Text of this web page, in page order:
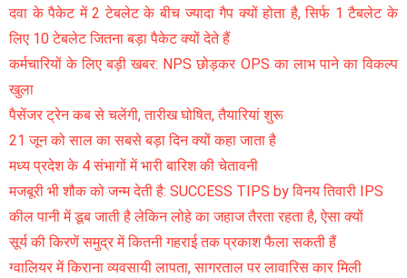
दवा के पैकेट में 2 टेबलेट के बीच ज्यादा गैप क्यों होता है, सिर्फ 1 टैबलेट के
लिए 10 टेबलेट जितना बड़ा पैकेट क्यों देते हैं
कर्मचारियों के लिए बड़ी खबर: NPS छोड़कर OPS का लाभ पाने का विकल्प
खुला
पैसेंजर ट्रेन कब से चलेंगी, तारीख घोषित, तैयारियां शुरू
21 जून को साल का सबसे बड़ा दिन क्यों कहा जाता है
मध्य प्रदेश के 4 संभागों में भारी बारिश की चेतावनी
मजबूरी भी शौक को जन्म देती है: SUCCESS TIPS by विनय तिवारी IPS
कील पानी में डूब जाती है लेकिन लोहे का जहाज तैरता रहता है, ऐसा क्यों
सूर्य की किरणें समुद्र में कितनी गहराई तक प्रकाश फैला सकती हैं
ग्वालियर में किराना व्यवसायी लापता, सागरताल पर लावारिस कार मिली